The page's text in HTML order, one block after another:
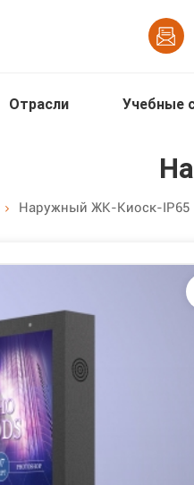
Отрасли Учебные
Наружный ЖК-Киоск-IP65